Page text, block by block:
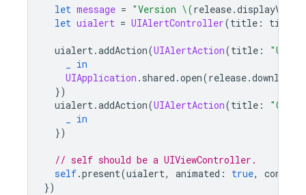
let message = "Version \(release.
let uialert = UIAlertController(title : title
uialert.addAction(UIAlertAction(title :
in
UIApplication . shared .open(release.
})
uialert.addAction(UIAlertAction(title :
in
})
// self should be a UIViewController.
self.present(uialert, animated : true,
})